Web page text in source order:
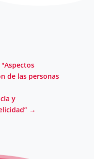
"Aspectos
de las personas
y
→